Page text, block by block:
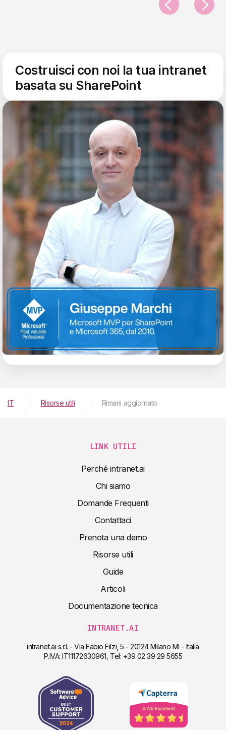
Costruisci con noi la tua intranet
basata su SharePoint
IT Risorse utili Rimani aggiornato
LINK UTILI
Perché intranet.ai
Chi siamo
Domande Frequenti
Contattaci
Prenota una demo
Risorse utili
Guide
Articoli
Documentazione tecnica
INTRANET.AI
intranet.ai s.r.l. - Via Fabio Filzi, 5 - 20124 Milano MI - Italia
P.IVA: IT11172630961, Tel: +39 02 39 29 5655